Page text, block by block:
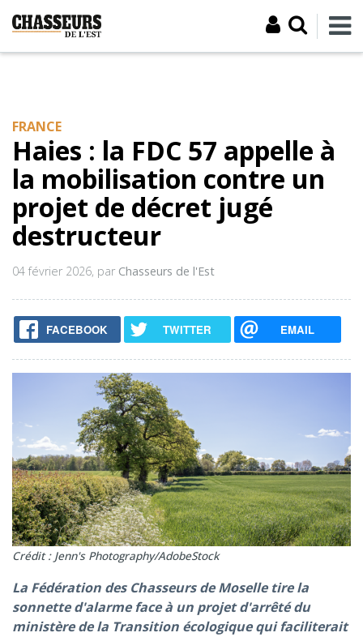
FRANCE
Haies : la FDC 57 appelle à
la mobilisation contre un
projet de décret jugé
destructeur
04 février 2026, par Chasseurs de l'Est
FACEBOOK TWITTER EMAIL
Crédit : Jenn's Photography/AdobeStock
La Fédération des Chasseurs de Moselle tire la
sonnette d'alarme face à un projet d'arrêté du
ministère de la Transition écologique qui faciliterait